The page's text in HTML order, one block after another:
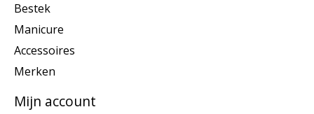
Bestek
Manicure
Accessoires
Merken
Mijn account